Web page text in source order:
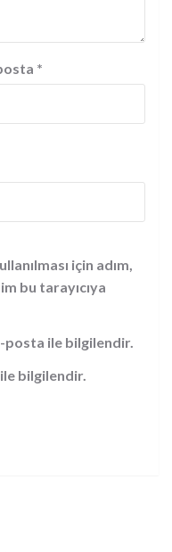
*
için adım,
bu tarayıcıya
posta ile bilgilendir.
bilgilendir.